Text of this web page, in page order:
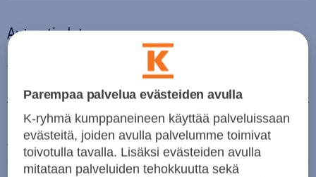
Auton tiedot
Auton merkki
Auton malli
Parempaa palvelua evästeiden avulla
K-ryhmä kumppaneineen käyttää palveluissaan
evästeitä, joiden avulla palvelumme toimivat
toivotulla tavalla. Lisäksi evästeiden avulla
mitataan palveluiden tehokkuutta sekä